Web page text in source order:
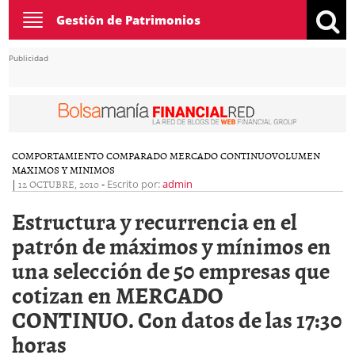
Toggle
navigation
Gestión de Patrimonios
Publicidad
COMPORTAMIENTO COMPARADO MERCADO CONTINUOVOLUMEN
MAXIMOS Y MINIMOS
| 12 OCTUBRE, 2010- Escrito por:admin
Estructura y recurrencia en el
patrón de máximos y mínimos en
una selección de 50 empresas que
cotizan en MERCADO
CONTINUO. Con datos de las 17:30
horas